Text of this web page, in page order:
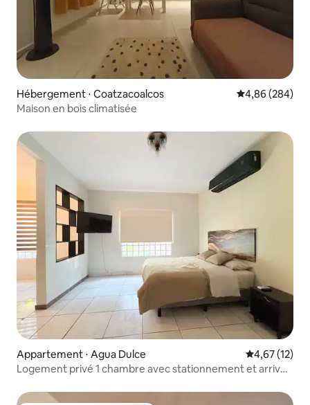
Hébergement ⋅ Coatzacoalcos Évaluation
4,86 (284)
Maison en bois climatisée
Appartement ⋅ Agua Dulce Évaluation
4,67 (12)
Logement privé 1 chambre avec stationnement et arrivée